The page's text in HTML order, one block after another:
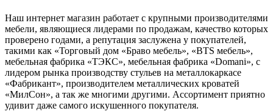
Наш интернет магазин работает с крупными производителями
мебели, являющиеся лидерами по продажам, качество которых
проверено годами, а репутация заслужена у покупателей,
такими как «Торговый дом «Браво мебель», «BTS мебель»,
мебельная фабрика «ТЭКС», мебельная фабрика «Domani», с
лидером рынка производству стульев на металлокаркасе
«Фабрикант», производителем металлических кроватей
«МилСон», а так же многими другими. Ассортимент приятно
удивит даже самого искушенного покупателя.